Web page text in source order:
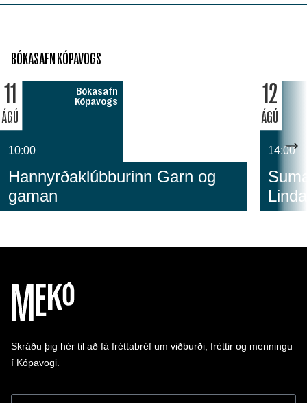
BÓKASAFN KÓPAVOGS
11
ÁGÚ
Bókasafn
Kópavogs
10:00
Hannyrðaklúbburinn Garn og
gaman
12
ÁGÚ
14:00
Skráðu þig hér til að fá fréttabréf um viðburði, fréttir og menningu
í Kópavogi.